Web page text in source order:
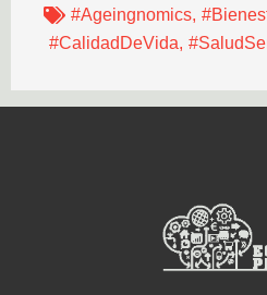
#Ageingnomics,
#CalidadDeVida,